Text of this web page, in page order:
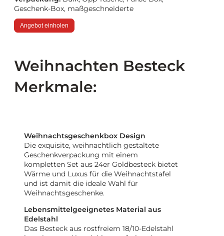
Geschenk-Box, maßgeschneiderte
Angebot einholen
Weihnachten Besteck
Merkmale:
Weihnachtsgeschenkbox Design
Die exquisite, weihnachtlich gestaltete
Geschenkverpackung mit einem
kompletten Set aus 24er Goldbesteck bietet
Wärme und Luxus für die Weihnachtstafel
und ist damit die ideale Wahl für
Weihnachtsgeschenke.
Lebensmittelgeeignetes Material aus
Edelstahl
Das Besteck aus rostfreiem 18/10-Edelstahl